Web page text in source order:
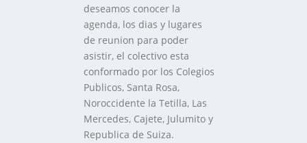
deseamos conocer la
agenda, los dias y lugares
de reunion para poder
asistir, el colectivo esta
conformado por los Colegios
Publicos, Santa Rosa,
Noroccidente la Tetilla, Las
Mercedes, Cajete, Julumito y
Republica de Suiza.